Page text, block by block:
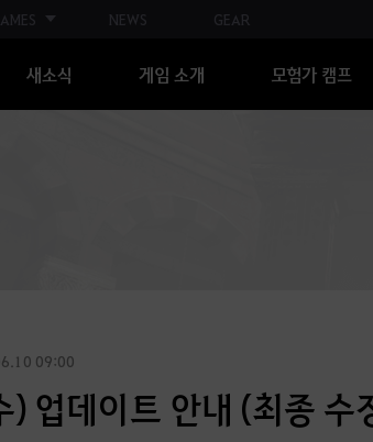
NEWS GEAR
새소식 게임 소개 모험가 캠프
09:00
) 업데이트 안내 (최종